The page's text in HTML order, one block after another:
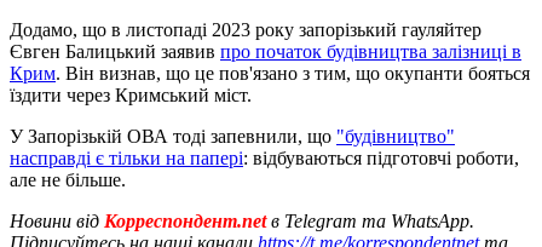
Додамо, що в листопаді 2023 року запорізький гауляйтер
Євген Балицький заявив про початок будівництва залізниці в
Крим. Він визнав, що це пов'язано з тим, що окупанти бояться
їздити через Кримський міст.
У Запорізькій ОВА тоді запевнили, що "будівництво"
насправді є тільки на папері: відбуваються підготовчі роботи,
але не більше.
Новини від Корреспондент.netв Telegram та WhatsApp.
Підписуйтесь на наші канали https://t.me/korrespondentnetта